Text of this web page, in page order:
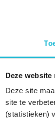
Deze
Deze site
site te
(statistieken)
klaar voor
nog geen 20
neer op het
van het